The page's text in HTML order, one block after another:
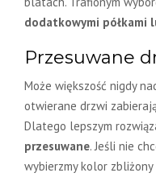
dodatkowymi półkami
Przesuwane
Może większość nigdy
otwierane drzwi
Dlatego lepszym
przesuwane. Jeśli nie
wybierzmy kolor